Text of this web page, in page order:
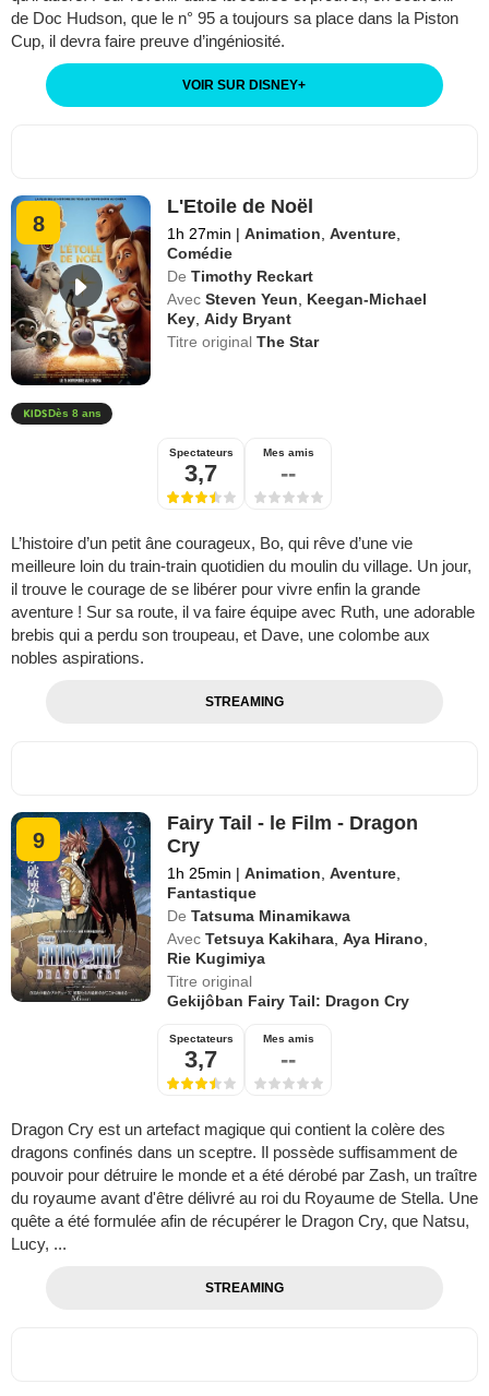
de Doc Hudson, que le n° 95 a toujours sa place dans la Piston
Cup, il devra faire preuve d’ingéniosité.
VOIR SUR DISNEY+
8
L'Etoile de Noël
1h 27min | Animation ,Aventure
Comédie
De Timothy Reckart
Avec Steven Yeun
Keegan-Michael
Key ,Aidy Bryant
Titre originalThe Star
Dès 8 ans
Spectateurs
3,7
Mes amis
--
L’histoire d’un petit âne courageux, Bo, qui rêve d’une vie
meilleure loin du train-train quotidien du moulin du village. Un jour,
il trouve le courage de se libérer pour vivre enfin la grande
aventure ! Sur sa route, il va faire équipe avec Ruth, une adorable
brebis qui a perdu son troupeau, et Dave, une colombe aux
nobles aspirations.
STREAMING
9
Fairy Tail - le Film - Dragon
Cry
1h 25min | Animation ,Aventure
Fantastique
De Tatsuma Minamikawa
Avec Tetsuya Kakihara ,Aya Hirano
Rie Kugimiya
Titre original
Gekijôban Fairy Tail: Dragon Cry
Spectateurs
3,7
Mes amis
--
Dragon Cry est un artefact magique qui contient la colère des
dragons confinés dans un sceptre. Il possède suffisamment de
pouvoir pour détruire le monde et a été dérobé par Zash, un traître
du royaume avant d'être délivré au roi du Royaume de Stella. Une
quête a été formulée afin de récupérer le Dragon Cry, que Natsu,
Lucy, ...
STREAMING